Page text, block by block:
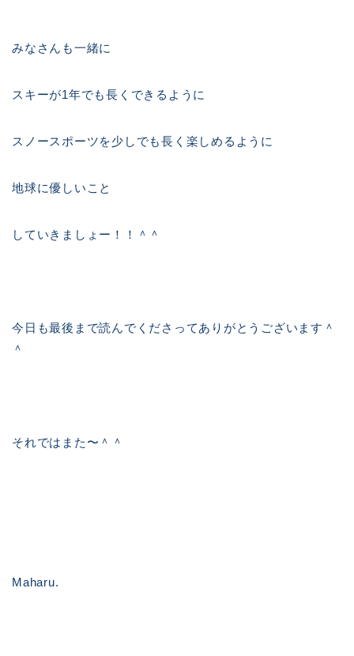
みなさんも一緒に
スキーが1年でも長くできるように
スノースポーツを少しでも長く楽しめるように
地球に優しいこと
していきましょー！！＾＾
今日も最後まで読んでくださってありがとうございます＾
＾
それではまた〜＾＾
Maharu.